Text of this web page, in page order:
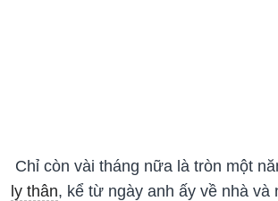
Chỉ còn vài tháng nữa là tròn một
ly thân, kể từ ngày anh ấy về nhà và